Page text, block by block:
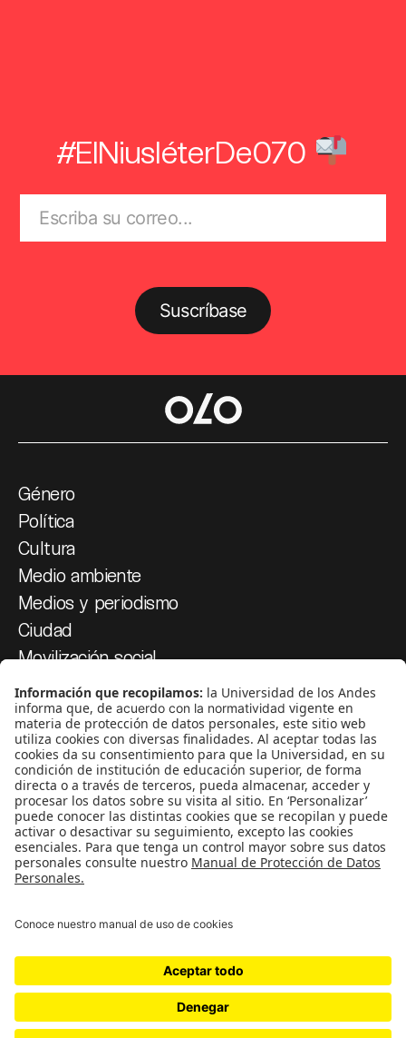
#ElNiusléterDe070
Suscríbase
Género
Política
Cultura
Medio ambiente
Medios y periodismo
Ciudad
Movilización social
¿Quiénes somos?
Podcasts
Ediciones especiales
Proyectos 070
SÍGUENOS
¿Quieres escribir en 070?